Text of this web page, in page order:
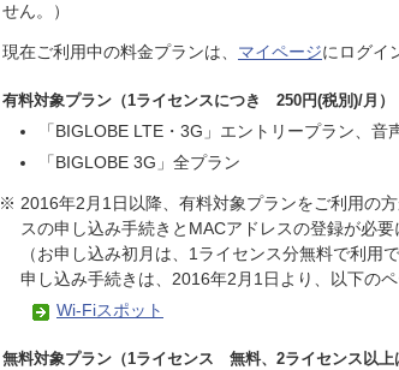
せん。）
現在ご利用中の料金プランは、 マイページにログイ
有料対象プラン（1ライセンスにつき 250円(税別)/月）
「BIGLOBE LTE・3G」エントリープラン、
「BIGLOBE 3G」全プラン
※ 2016年2月1日以降、有料対象プランをご利用の
スの申し込み手続きとMACアドレスの登録が必要
（お申し込み初月は、1ライセンス分無料で利用で
申し込み手続きは、2016年2月1日より、以下のペ
Wi-Fiスポット
無料対象プラン（1ライセンス 無料、2ライセンス以